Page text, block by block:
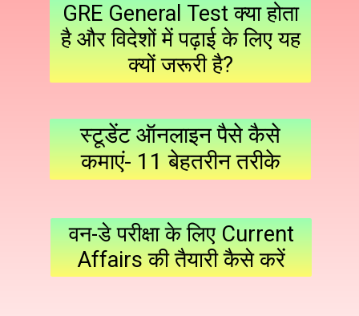
GRE General Test क्या होता
है और विदेशों में पढ़ाई के लिए यह
क्यों जरूरी है?
स्टूडेंट ऑनलाइन पैसे कैसे
कमाएं- 11 बेहतरीन तरीके
वन-डे परीक्षा के लिए Current
Affairs की तैयारी कैसे करें